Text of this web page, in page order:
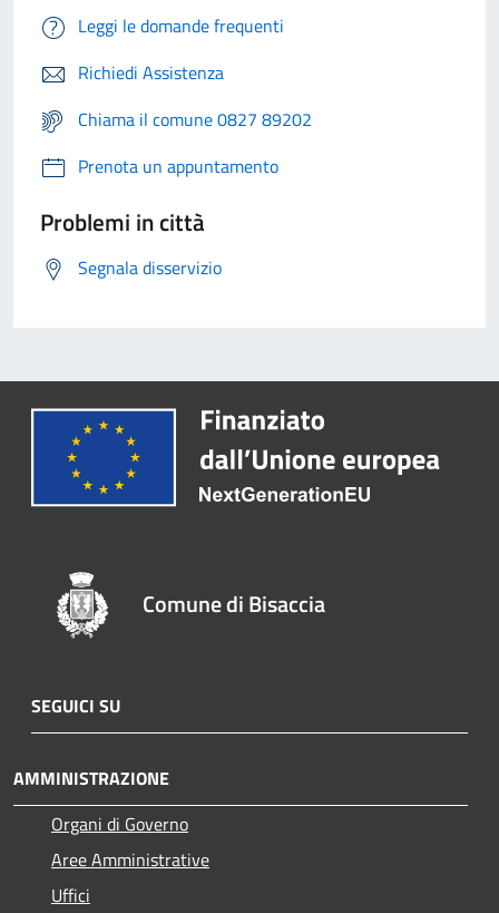
Leggi le domande frequenti
Richiedi Assistenza
Chiama il comune 0827 89202
Prenota un appuntamento
Problemi in città
Segnala disservizio
Comune di Bisaccia
SEGUICI SU
AMMINISTRAZIONE
Organi di Governo
Aree Amministrative
Uffici